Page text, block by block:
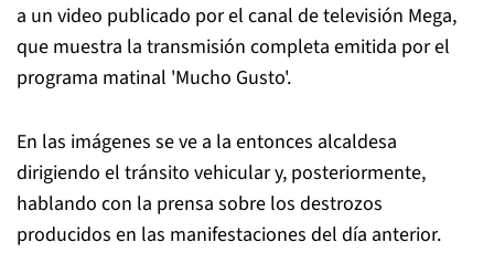
a un video publicado por el canal de televisión Mega,
que muestra la transmisión completa emitida por el
programa matinal 'Mucho Gusto'.
En las imágenes se ve a la entonces alcaldesa
dirigiendo el tránsito vehicular y, posteriormente,
hablando con la prensa sobre los destrozos
producidos en las manifestaciones del día anterior.